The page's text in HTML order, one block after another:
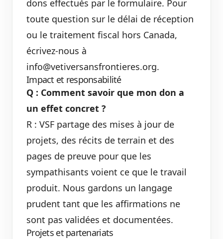
dons effectués par le formulaire. Pour
toute question sur le délai de réception
ou le traitement fiscal hors Canada,
écrivez-nous à
info@vetiversansfrontieres.org.
Impact et responsabilité
Q : Comment savoir que mon don a
un effet concret ?
R : VSF partage des mises à jour de
projets, des récits de terrain et des
pages de preuve pour que les
sympathisants voient ce que le travail
produit. Nous gardons un langage
prudent tant que les affirmations ne
sont pas validées et documentées.
Projets et partenariats